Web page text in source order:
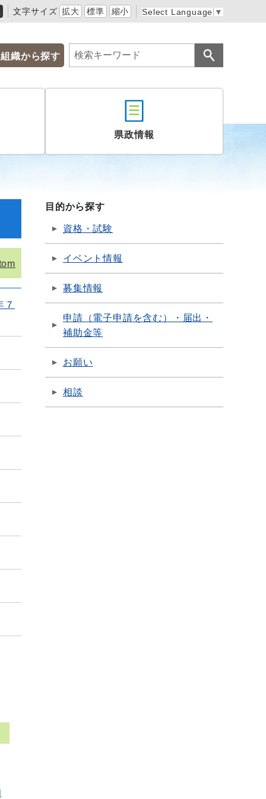
文字サイズ 拡大 標準 縮小 Select Language ▼
組織から探す
県政情報
７
目的から探す
資格・試験
イベント情報
募集情報
申請（電子申請を含む）・届出・
補助金等
お願い
相談